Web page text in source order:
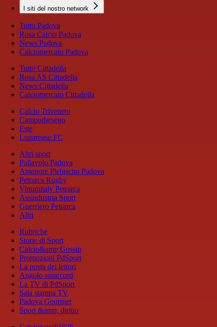
I siti del nostro network
Tutto Padova
Rosa Calcio Padova
News Padova
Calciomercato Padova
Tutto Cittadella
Rosa AS Cittadella
News Cittadella
Calciomercato Cittadella
Calcio Triveneto
Campodarsego
Este
Luparense FC
Altri sport
Pallavolo Padova
Antenore Plebiscito Padova
Petrarca Rugby
Vinumitaly Petrarca
Assindustria Sport
Guerriero Petrarca
Altri
Rubriche
Storie di Sport
Calcio&amp;Gossip
Promozioni PdSport
La posta dei lettori
Angolo amarcord
La TV di PdSport
Sala stampa TV
Padova Gourmet
Sport &amp; diritto